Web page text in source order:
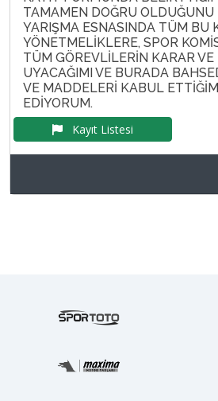
TAMAMEN DOĞRU
YARIŞMA ESNASINDA TÜM BU
YÖNETMELİKLERE, SPOR
TÜM GÖREVLİLERİN KARAR
UYACAĞIMI VE BURADA
VE MADDELERİ KABUL
EDİYORUM.
Kayıt Listesi